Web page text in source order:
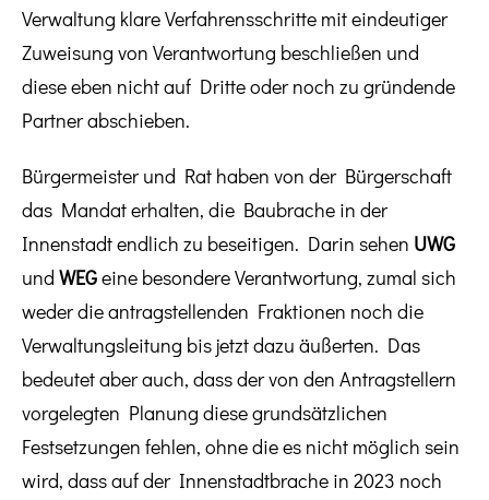
Verwaltung klare Verfahrensschritte mit eindeutiger
Zuweisung von Verantwortung beschließen und
diese eben nicht auf Dritte oder noch zu gründende
Partner abschieben.
Bürgermeister und Rat haben von der Bürgerschaft
das Mandat erhalten, die Baubrache in der
Innenstadt endlich zu beseitigen. Darin sehen UWG
und WEGeine besondere Verantwortung, zumal sich
weder die antragstellenden Fraktionen noch die
Verwaltungsleitung bis jetzt dazu äußerten. Das
bedeutet aber auch, dass der von den Antragstellern
vorgelegten Planung diese grundsätzlichen
Festsetzungen fehlen, ohne die es nicht möglich sein
wird, dass auf der Innenstadtbrache in 2023 noch